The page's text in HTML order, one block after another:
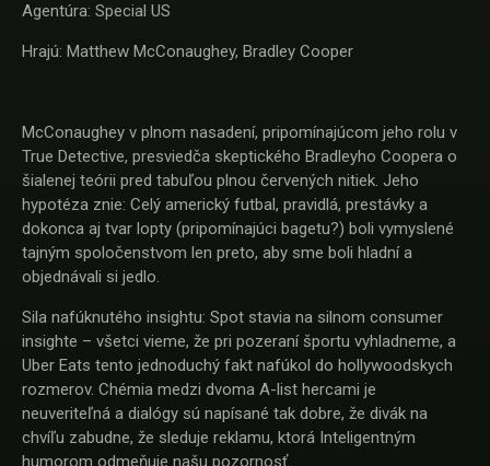
Agentúra: Special US
Hrajú: Matthew McConaughey, Bradley Cooper
McConaughey v plnom nasadení, pripomínajúcom jeho rolu v
True Detective, presviedča skeptického Bradleyho Coopera o
šialenej teórii pred tabuľou plnou červených nitiek. Jeho
hypotéza znie: Celý americký futbal, pravidlá, prestávky a
dokonca aj tvar lopty (pripomínajúci bagetu?) boli vymyslené
tajným spoločenstvom len preto, aby sme boli hladní a
objednávali si jedlo.
Sila nafúknutého insightu: Spot stavia na silnom consumer
insighte – všetci vieme, že pri pozeraní športu vyhladneme, a
Uber Eats tento jednoduchý fakt nafúkol do hollywoodskych
rozmerov. Chémia medzi dvoma A-list hercami je
neuveriteľná a dialógy sú napísané tak dobre, že divák na
chvíľu zabudne, že sleduje reklamu, ktorá Inteligentným
humorom odmeňuje našu pozornosť.